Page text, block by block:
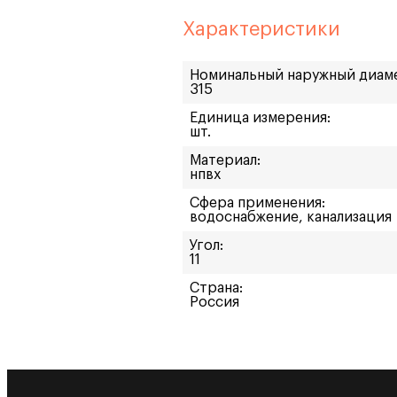
Характеристики
Номинальный наружный
315
Единица измерения:
шт.
Материал:
нпвх
Сфера применения:
водоснабжение, канализация
Угол:
11
Страна:
Россия